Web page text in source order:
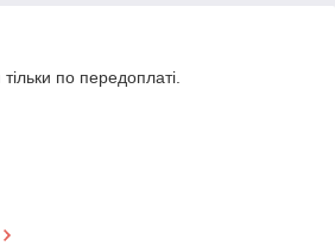
по передоплаті.